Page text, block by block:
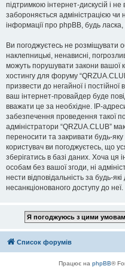
підтримкою інтернет-дискусій і
забороняється адміністрацією чи
інформації про phpBB, будь
Ви погоджуєтесь не розміщувати
наклепницькі, ненависні,
можуть порушувати закони вашої
хостингу для форуму
призвести до негайної і
ваш інтернет-провайдер буде
вважати це за необхідне. IP-
забезпечення проведення такої
адміністратори “QRZUA.CLUB”
переносити та закривати будь-
користувач ви погоджуєтесь, що
зберігатись в базі даних. Хоча ця
особам без вашої згоди, ні
нести відповідальність за будь-
несанкціонованого доступу до неї.
Список форумів
Працює на phpBB®